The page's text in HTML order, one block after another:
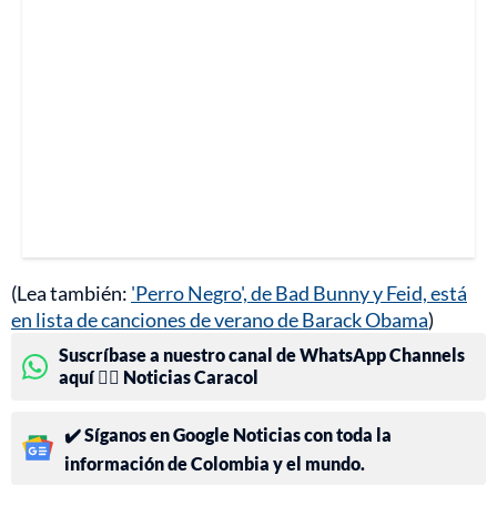
(Lea también: 'Perro Negro', de Bad Bunny y Feid, está
en lista de canciones de verano de Barack Obama)
Suscríbase a nuestro canal de WhatsApp Channels
aquí 👉🏻 Noticias Caracol
✔️ Síganos en Google Noticias con toda la
información de Colombia y el mundo.